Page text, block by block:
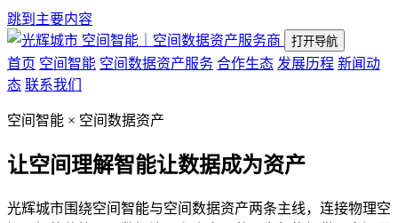
跳到主要内容
空间智能｜空间数据资产服务商
打开导航
首页 空间智能 空间数据资产服务 合作生态 发展历程 新闻动
态 联系我们
空间智能 × 空间数据资产
让空间理解智能让数据成为资产
光辉城市围绕空间智能与空间数据资产两条主线，连接物理空